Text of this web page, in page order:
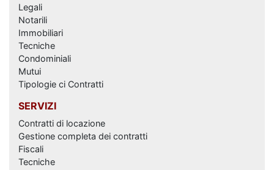
Legali
Notarili
Immobiliari
Tecniche
Condominiali
Mutui
Tipologie ci Contratti
SERVIZI
Contratti di locazione
Gestione completa dei contratti
Fiscali
Tecniche